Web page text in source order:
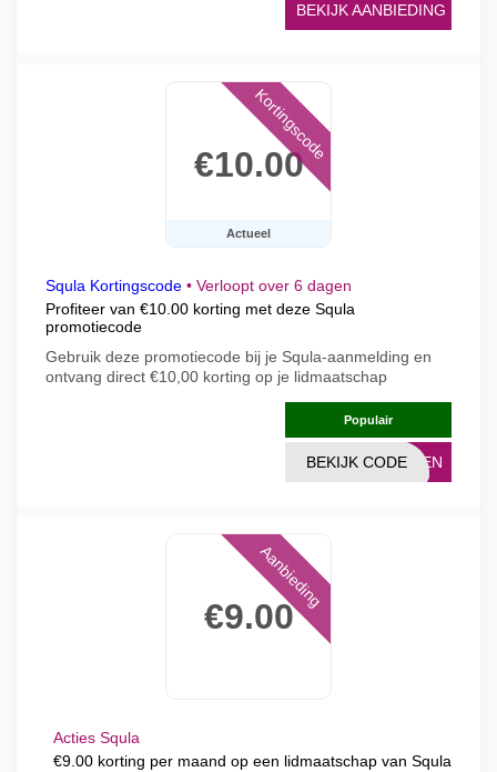
BEKIJK AANBIEDING
€10.00
Actueel
Kortingscode
Squla Kortingscode • Verloopt over 6 dagen
Profiteer van €10.00 korting met deze Squla
promotiecode
Gebruik deze promotiecode bij je Squla-aanmelding en
ontvang direct €10,00 korting op je lidmaatschap
Populair
ENEN
BEKIJK CODE
€9.00
Aanbieding
Acties Squla
€9.00 korting per maand op een lidmaatschap van Squla